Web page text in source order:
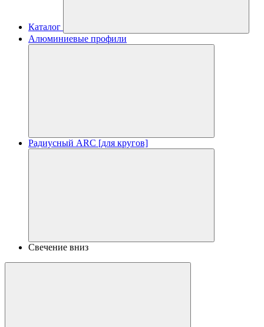
Каталог
Алюминиевые профили
Радиусный ARC [для кругов]
Свечение вниз